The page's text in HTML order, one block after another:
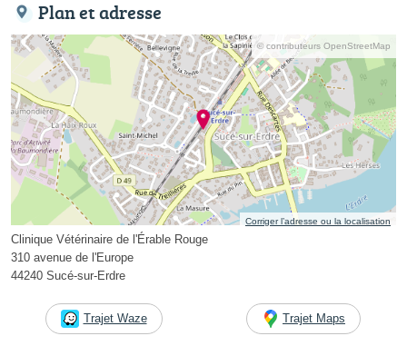
Plan et adresse
© contributeurs OpenStreetMap
Corriger l’adresse ou la localisation
Clinique Vétérinaire de l'Érable Rouge
310 avenue de l'Europe
44240 Sucé-sur-Erdre
Trajet Waze Trajet Maps